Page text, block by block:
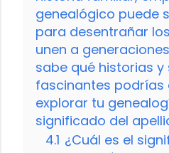
genealógico puede
para desentrañar
unen a
sabe qué historias y
fascinantes podrías
explorar tu
significado del
4.1 ¿Cuál es el